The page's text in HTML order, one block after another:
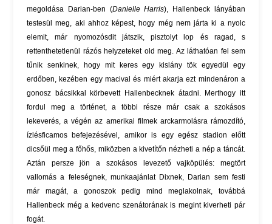
megoldása Darian-ben (Danielle Harris), Hallenbeck lányában
testesül meg, aki ahhoz képest, hogy még nem járta ki a nyolc
elemit, már nyomozósdit játszik, pisztolyt lop és ragad, s
rettenthetetlenül rázós helyzeteket old meg. Az láthatóan fel sem
tűnik senkinek, hogy mit keres egy kislány tök egyedül egy
erdőben, kezében egy macival és miért akarja ezt mindenáron a
gonosz bácsikkal körbevett Hallenbecknek átadni. Merthogy itt
fordul meg a történet, a többi része már csak a szokásos
lekeverés, a végén az amerikai filmek arckarmolásra rámozdító,
ízlésficamos befejezésével, amikor is egy egész stadion előtt
dicsőül meg a főhős, miközben a kivetítőn nézheti a nép a táncát.
Aztán persze jön a szokásos levezető vajköpülés: megtört
vallomás a feleségnek, munkaajánlat Dixnek, Darian sem festi
már magát, a gonoszok pedig mind meglakolnak, továbbá
Hallenbeck még a kedvenc szenátorának is megint kiverheti pár
fogát.